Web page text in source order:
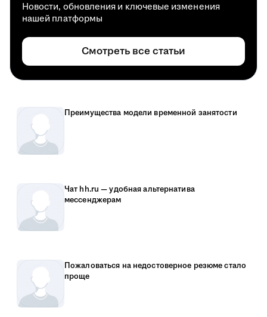
Новости, обновления и ключевые изменения
нашей платформы
Смотреть все статьи
Преимущества модели временной занятости
Чат hh.ru — удобная альтернатива
мессенджерам
Пожаловаться на недостоверное резюме стало
проще